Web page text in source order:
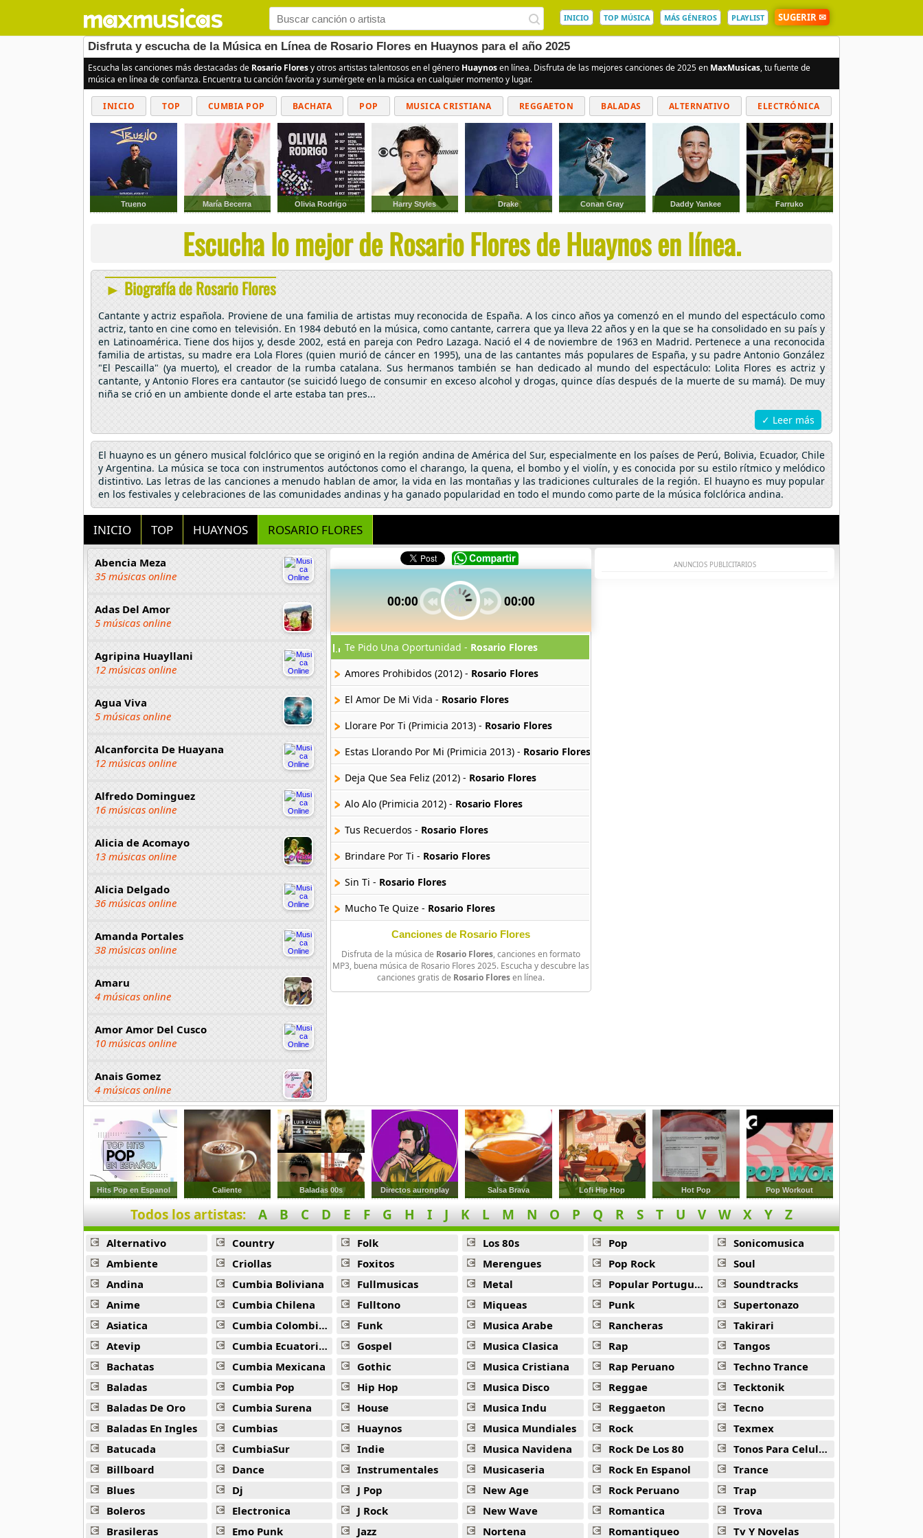
INICIO TOP MÚSICA MÁS GÉNEROS PLAYLIST SUGERIR ✉
Disfruta y escucha de la Música en Línea de Rosario Flores en Huaynos para el año 2025
Escucha las canciones más destacadas de Rosario Floresy otros artistas talentosos en el género Huaynosen línea. Disfruta de las mejores canciones de 2025 en MaxMusicas, tu fuente de
música en línea de confianza. Encuentra tu canción favorita y sumérgete en la música en cualquier momento y lugar.
INICIO TOP CUMBIA POP BACHATA POP MUSICA CRISTIANA REGGAETON BALADAS ALTERNATIVO ELECTRÓNICA
Trueno María Becerra Olivia Rodrigo Harry Styles Drake Conan Gray Daddy Yankee Farruko
Escucha lo mejor de Rosario Flores de Huaynos en línea.
► Biografía de Rosario Flores
Cantante y actriz española. Proviene de una familia de artistas muy reconocida de España. A los cinco años ya comenzó en el mundo del espectáculo como
actriz, tanto en cine como en televisión. En 1984 debutó en la música, como cantante, carrera que ya lleva 22 años y en la que se ha consolidado en su país y
en Latinoamérica. Tiene dos hijos y, desde 2002, está en pareja con Pedro Lazaga. Nació el 4 de noviembre de 1963 en Madrid. Pertenece a una reconocida
familia de artistas, su madre era Lola Flores (quien murió de cáncer en 1995), una de las cantantes más populares de España, y su padre Antonio González
"El Pescailla" (ya muerto), el creador de la rumba catalana. Sus hermanos también se han dedicado al mundo del espectáculo: Lolita Flores es actriz y
cantante, y Antonio Flores era cantautor (se suicidó luego de consumir en exceso alcohol y drogas, quince días después de la muerte de su mamá). De muy
niña se crió en un ambiente donde el arte estaba tan pres...
✓ Leer más
El huayno es un género musical folclórico que se originó en la región andina de América del Sur, especialmente en los países de Perú, Bolivia, Ecuador, Chile
y Argentina. La música se toca con instrumentos autóctonos como el charango, la quena, el bombo y el violín, y es conocida por su estilo rítmico y melódico
distintivo. Las letras de las canciones a menudo hablan de amor, la vida en las montañas y las tradiciones culturales de la región. El huayno es muy popular
en los festivales y celebraciones de las comunidades andinas y ha ganado popularidad en todo el mundo como parte de la música folclórica andina.
INICIO TOP HUAYNOS ROSARIO FLORES
Abencia Meza
35 músicas online
Adas Del Amor
5 músicas online
Agripina Huayllani
12 músicas online
Agua Viva
5 músicas online
Alcanforcita De Huayana
12 músicas online
Alfredo Dominguez
16 músicas online
Alicia de Acomayo
13 músicas online
Alicia Delgado
36 músicas online
Amanda Portales
38 músicas online
Amaru
4 músicas online
Amor Amor Del Cusco
10 músicas online
Anais Gomez
4 músicas online
Anayd de los Andes
9 músicas online
Ande Sur
10 músicas online
Angel Damazo
22 músicas online
Anita Santivanez
47 músicas online
Antonieta Antezana
8 músicas online
Araceli y sus Guardianes
5 músicas online
Arcangeles de Yasmani Allasi
4 músicas online
Arco Iris
7 músicas online
Arequipa
16 músicas online
00:00 00:00
Te Pido Una Oportunidad - Rosario Flores
Amores Prohibidos (2012) - Rosario Flores
El Amor De Mi Vida - Rosario Flores
Llorare Por Ti (Primicia 2013) - Rosario Flores
Estas Llorando Por Mi (Primicia 2013) - Rosario Flores
Deja Que Sea Feliz (2012) - Rosario Flores
Alo Alo (Primicia 2012) - Rosario Flores
Tus Recuerdos - Rosario Flores
Brindare Por Ti - Rosario Flores
Sin Ti - Rosario Flores
Mucho Te Quize - Rosario Flores
Canciones de Rosario Flores
Disfruta de la música de Rosario Flores, canciones en formato
MP3, buena música de Rosario Flores 2025. Escucha y descubre las
canciones gratis de Rosario Floresen línea.
ANUNCIOS PUBLICITARIOS
Hits Pop en Espanol Caliente Baladas 00s Directos auronplay Salsa Brava Lofi Hip Hop Hot Pop Pop Workout
Todos los artistas: A B C D E F G H I J K L M N O P Q R S T U V W X Y Z
Alternativo
Ambiente
Andina
Anime
Asiatica
Atevip
Bachatas
Baladas
Baladas De Oro
Baladas En Ingles
Batucada
Billboard
Blues
Boleros
Brasileras
Country
Criollas
Cumbia Boliviana
Cumbia Chilena
Cumbia Colombiana
Cumbia Ecuatoriana
Cumbia Mexicana
Cumbia Pop
Cumbia Surena
Cumbias
CumbiaSur
Dance
Dj
Electronica
Emo Punk
Folk
Foxitos
Fullmusicas
Fulltono
Funk
Gospel
Gothic
Hip Hop
House
Huaynos
Indie
Instrumentales
J Pop
J Rock
Jazz
Los 80s
Merengues
Metal
Miqueas
Musica Arabe
Musica Clasica
Musica Cristiana
Musica Disco
Musica Indu
Musica Mundiales
Musica Navidena
Musicaseria
New Age
New Wave
Nortena
Pop
Pop Rock
Popular Portuguesa
Punk
Rancheras
Rap
Rap Peruano
Reggae
Reggaeton
Rock
Rock De Los 80
Rock En Espanol
Rock Peruano
Romantica
Romantiqueo
Sonicomusica
Soul
Soundtracks
Supertonazo
Takirari
Tangos
Techno Trance
Tecktonik
Tecno
Texmex
Tonos Para Celulares
Trance
Trap
Trova
Tv Y Novelas